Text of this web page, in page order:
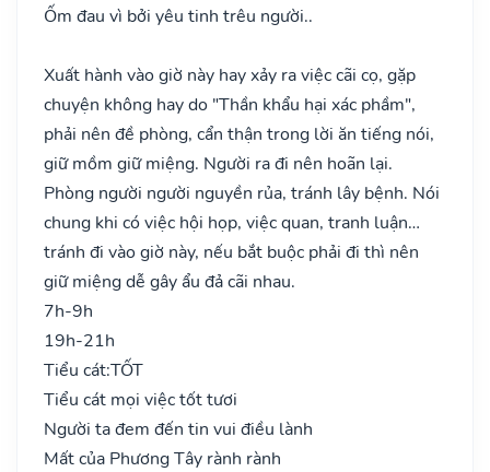
Ốm đau vì bởi yêu tinh trêu người..
Xuất hành vào giờ này hay xảy ra việc cãi cọ, gặp
chuyện không hay do "Thần khẩu hại xác phầm",
phải nên đề phòng, cẩn thận trong lời ăn tiếng nói,
giữ mồm giữ miệng. Người ra đi nên hoãn lại.
Phòng người người nguyền rủa, tránh lây bệnh. Nói
chung khi có việc hội họp, việc quan, tranh luận…
tránh đi vào giờ này, nếu bắt buộc phải đi thì nên
giữ miệng dễ gây ẩu đả cãi nhau.
7h-9h
19h-21h
Tiểu cát:TỐT
Tiểu cát mọi việc tốt tươi
Người ta đem đến tin vui điều lành
Mất của Phương Tây rành rành